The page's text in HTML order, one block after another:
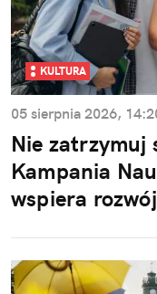
KULTURA
05 sierpnia 2026,
Nie zatrzymuj
Kampania
wspiera